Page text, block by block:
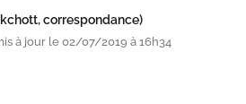
correspondance)
à jour le 02/07/2019 à 16h34